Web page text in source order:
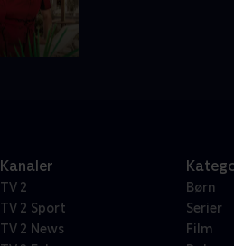
Kanaler
TV 2
TV 2 Sport
TV 2 News
Børn
Serier
Film